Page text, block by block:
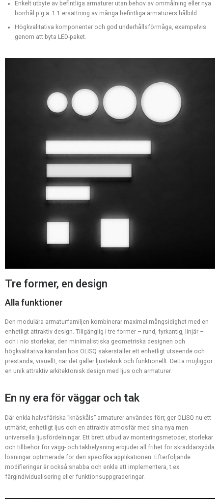
Enkelt utbyte av befintliga armaturer utan behov av ommålning eller nya
borrhål p.g.a. 1:1 ersättning av många befintliga armaturers hålbild.
Högkvalitativa komponenter och god underhållsförmåga, exempelvis
genom att byta LED-paket.
Tre former, en design
Alla funktioner
Den modulära armaturfamiljen kombinerar maximal mångsidighet med en
enhetligt attraktiv design. Tillgänglig i tre former – rund, fyrkantig, linjär –
och i nio storlekar, den minimalistiska geometriska designen och
högkvalitativa känslan hos OLISQ säkerställer ett enhetligt utseende och
prestanda, visuellt, när det gäller ljusteknik och funktionellt. Detta möjliggör
en unik attraktiv arkitektonisk design med ljus och armaturer.
En ny era för väggar och tak
Där enkla halvsfäriska ”knäskåls”-armaturer användes förr, ger OLISQ nu ett
utmärkt, enhetligt ljus och en attraktiv atmosfär med sina nya men
universella ljusfördelningar. Ett brett utbud av monteringsmetoder, storlekar
och tillbehör för vägg- och takbelysning erbjuder all frihet för skräddarsydda
lösningar optimerade för den specifika applikationen. Efterföljande
modifieringar är också snabba och enkla att implementera, t.ex.
färgindividualisering eller funktionsuppgraderingar.